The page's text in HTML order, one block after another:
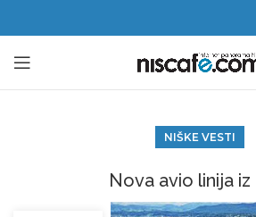
NIŠKE VESTI
Nova avio linija iz